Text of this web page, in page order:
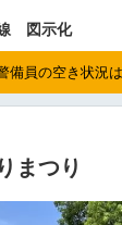
図示化
備員の空き状況
まつり